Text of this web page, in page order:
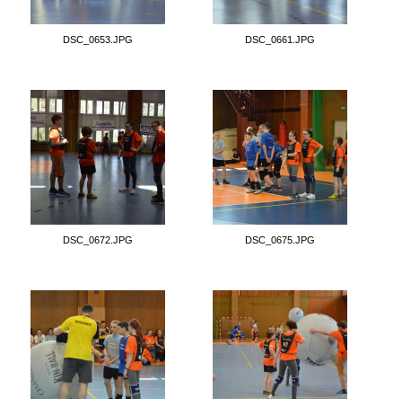
DSC_0653.JPG DSC_0661.JPG
DSC_0672.JPG DSC_0675.JPG